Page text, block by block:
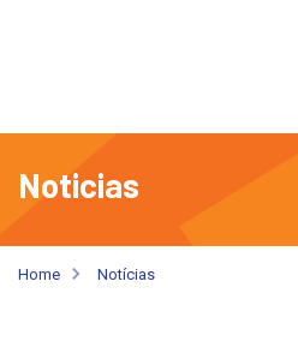
Noticias
Home Notícias